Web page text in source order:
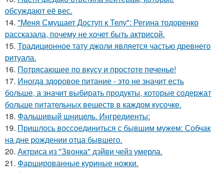
обсуждают её вес.
14. "Меня Смущает Доступ к Телу": Регина тодоренко
рассказала, почему не хочет быть актрисой.
15. Традиционное тату джоли является частью древнего
ритуала.
16. Потрясающее по вкусу и простоте печенье!
17. Иногда здоровое питание - это не значит есть
больше, а значит выбирать продукты, которые содержат
больше питательных веществ в каждом кусочке.
18. Фальшивый шницель. Ингредиенты:
19. Пришлось воссоединиться с бывшим мужем: Собчак
на дне рождении отца бывшего.
20. Актриса из "Звонка" дэйви чейз умерла.
21. Фаршированные куриные ножки.